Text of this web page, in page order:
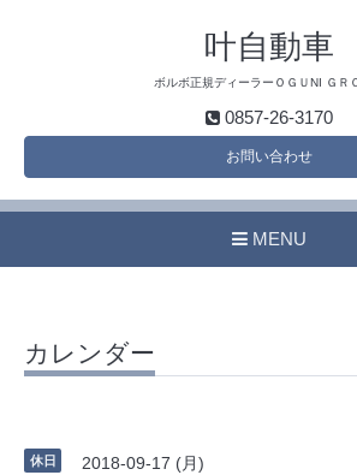
叶自動車
ボルボ正規ディーラーＯＧＵNI ＧＲ
0857-26-3170
お問い合わせ
MENU
カレンダー
休日 2018-09-17 (月)